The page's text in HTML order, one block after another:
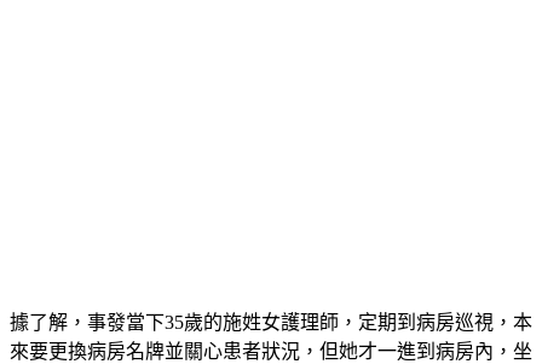
據了解，事發當下35歲的施姓女護理師，定期到病房巡視，本
來要更換病房名牌並關心患者狀況，但她才一進到病房內，坐